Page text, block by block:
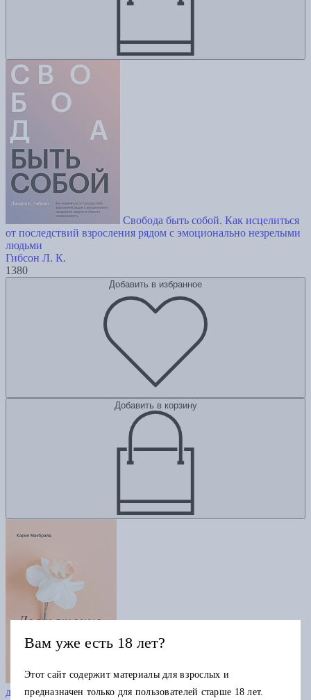
Свобода быть собой. Как исцелиться
от последствий взросления рядом с эмоционально незрелыми
людьми
Гибсон Л. К.
1380
Добавить в избранное
Добавить в корзину
Достаточно хорошая. Путь исцеления
для женщин, выросших рядом с нарциссическими матерями
Вам уже есть 18 лет?
Этот сайт содержит материалы для взрослых и
предназначен только для пользователей старше 18 лет.